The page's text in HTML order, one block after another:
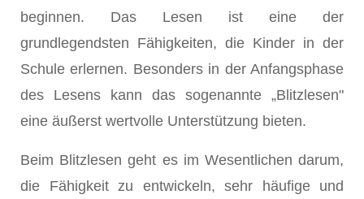
beginnen. Das Lesen ist eine der
grundlegendsten Fähigkeiten, die Kinder in der
Schule erlernen. Besonders in der Anfangsphase
des Lesens kann das sogenannte „Blitzlesen"
eine äußerst wertvolle Unterstützung bieten.
Beim Blitzlesen geht es im Wesentlichen darum,
die Fähigkeit zu entwickeln, sehr häufige und